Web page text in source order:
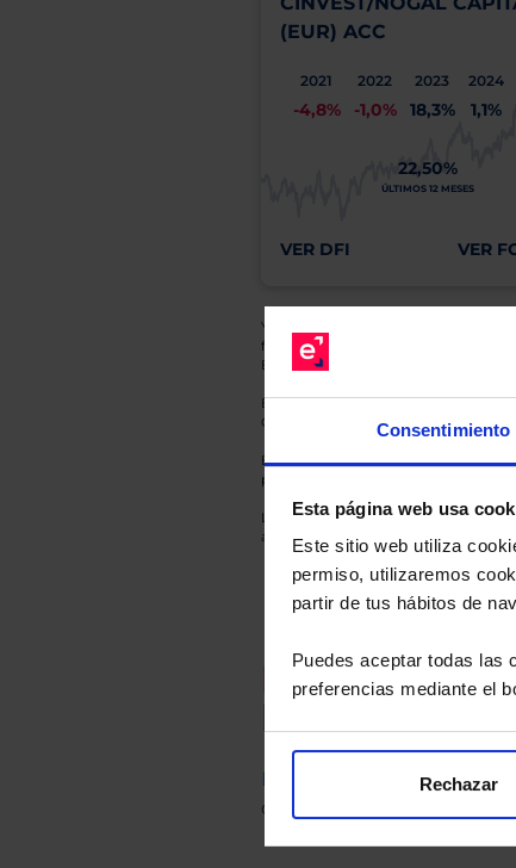
Consentimiento
Esta página web usa
Este sitio web utiliza
permiso, utilizaremos
partir de tus hábitos de
Puedes aceptar todas las
preferencias mediante el
Rechazar
(EUR) ACC
2021
-4,8%
2022
-1,0%
2023
18,3%
2024
1,1%
22,50%
ÚLTIMOS 12 MESES
VER DFI VER
Y recuerde que toda inversión conlleva
fluctuaciones del mercado, sin que
El Grupo EBN no puede garantizar
En cada una de las fichas de nuestros
Gestora y la entidad depositaria del
Esto es una comunicación
para el inversor antes de tomar una
Los datos de rentabilidad mostrados
anterior a Valor Liquidativo actual con
Descárguese el archivoe
de sus alternativas de